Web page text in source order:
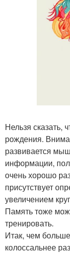
Нельзя сказать,
рождения.
развивается
информации,
очень хорошо
присутствует
увеличением
Память тоже
тренировать.
Итак, чем
колоссальнее